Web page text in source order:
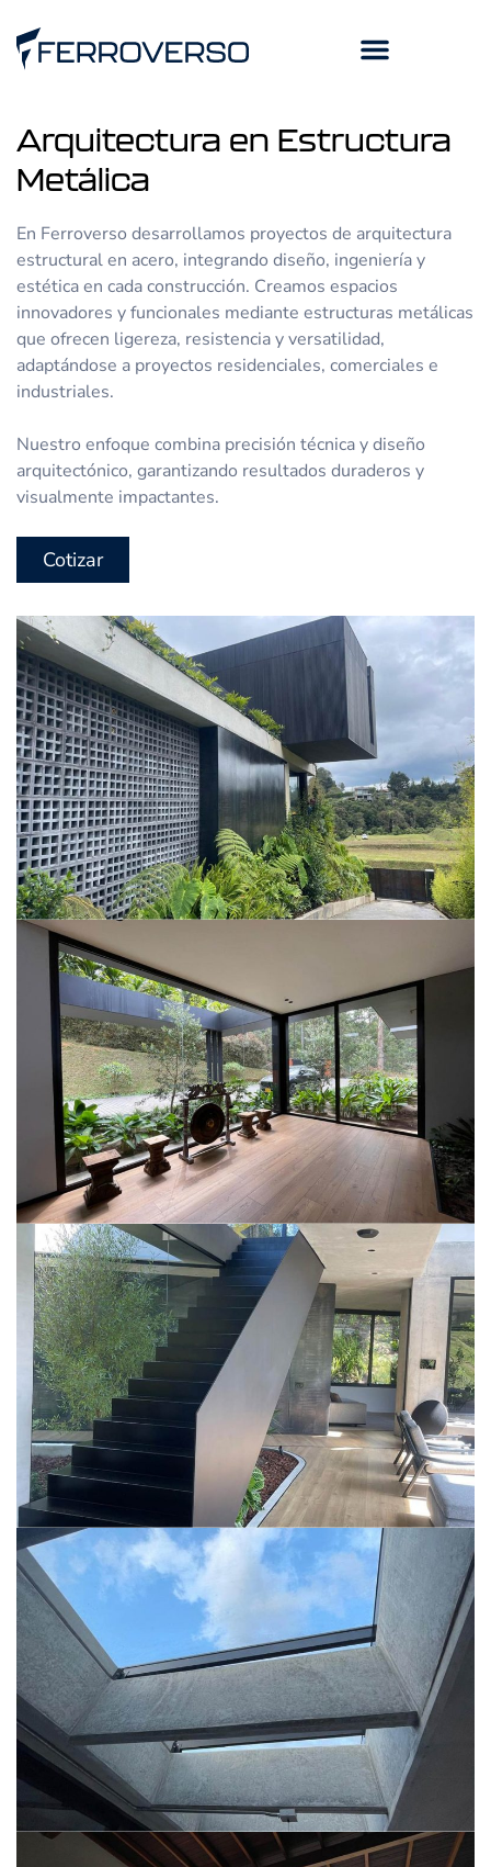
Arquitectura en Estructura
Metálica
En Ferroverso desarrollamos proyectos de arquitectura
estructural en acero, integrando diseño, ingeniería y
estética en cada construcción. Creamos espacios
innovadores y funcionales mediante estructuras metálicas
que ofrecen ligereza, resistencia y versatilidad,
adaptándose a proyectos residenciales, comerciales e
industriales.
Nuestro enfoque combina precisión técnica y diseño
arquitectónico, garantizando resultados duraderos y
visualmente impactantes.
Cotizar